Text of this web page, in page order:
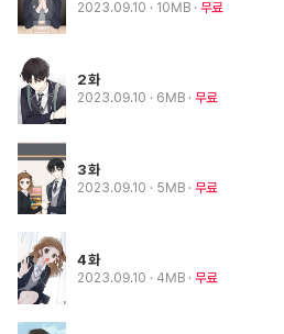
2023.09.10 · 10MB 무료
2화
2023.09.10 · 6MB 무료
3화
2023.09.10 · 5MB 무료
4화
2023.09.10 · 4MB 무료